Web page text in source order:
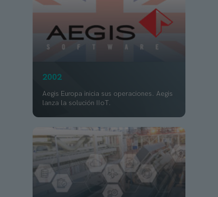
2002
Aegis Europa inicia sus operaciones. Aegis
lanza la solución IIoT.